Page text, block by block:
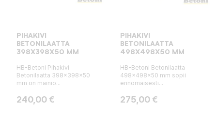
PIHAKIVI
BETONILAATTA
398X398X50 MM
HB-Betoni Pihakivi
Betonilaatta 398x398x50
mm on mainio...
Hinta
240,00 €
PIHAKIVI
BETONILAATTA
498X498X50 MM
HB-Betoni Betonilaatta
498x498x50 mm sopii
erinomaisesti...
Hinta
275,00 €